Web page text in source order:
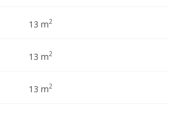
13 m2
13 m2
13 m2